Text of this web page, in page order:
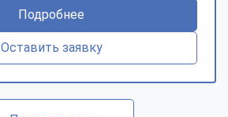
Подробнее
Оставить заявку